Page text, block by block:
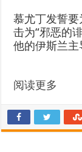
慕尤丁发誓
击为“邪恶的
他的伊斯兰
阅读更多